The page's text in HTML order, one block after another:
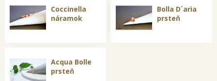
Coccinella
náramok
Bolla D´aria
prsteň
Acqua Bolle
prsteň